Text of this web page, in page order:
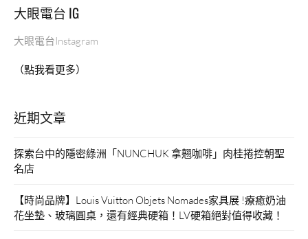
大眼電台 IG
大眼電台Instagram
（點我看更多）
近期文章
探索台中的隱密綠洲「NUNCHUK 拿翹咖啡」肉桂捲控朝聖
名店
【時尚品牌】Louis Vuitton Objets Nomades家具展 !療癒奶油
花坐墊、玻璃圓桌，還有經典硬箱！LV硬箱絕對值得收藏！